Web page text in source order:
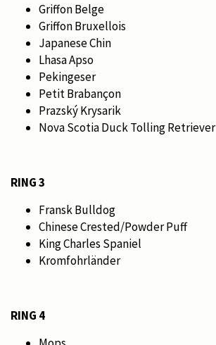
Griffon Belge
Griffon Bruxellois
Japanese Chin
Lhasa Apso
Pekingeser
Petit Brabançon
Prazský Krysarik
Nova Scotia Duck Tolling Retriever
RING 3
Fransk Bulldog
Chinese Crested/Powder Puff
King Charles Spaniel
Kromfohrländer
RING 4